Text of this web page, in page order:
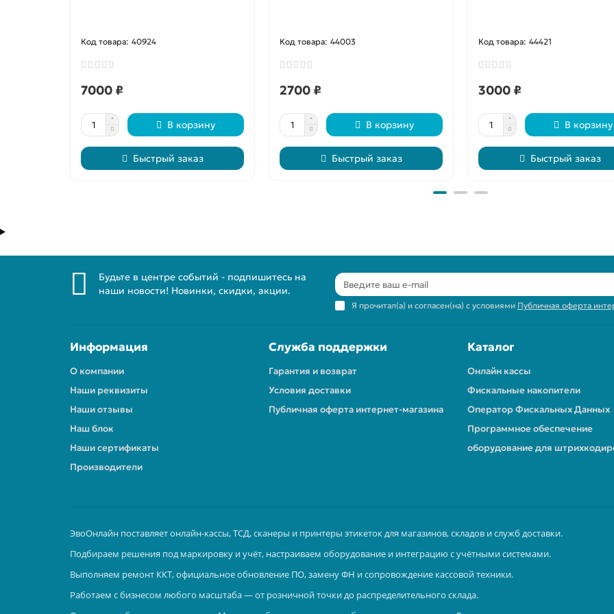
40924
7000 ₽
В корзину
Быстрый заказ
44003
2700 ₽
В корзину
Быстрый заказ
44421
3000 ₽
В корзину
Быстрый заказ
Будьте в центре событий - подпишитесь на
наши новости! Новинки, скидки, акции.
Я прочитал(а) и согласен(на) с условиями Публичная оферта
Информация
О компании
Наши реквизиты
Наши отзывы
Наш блок
Наши сертификаты
Производители
Служба поддержки
Гарантия и возврат
Условия доставки
Публичная оферта интернет-магазина
Каталог
Онлайн кассы
Фискальные накопители
Оператор Фискальных Данных
Программное обеспечение
оборудование для
ЭвоОнлайн поставляет онлайн-кассы, ТСД, сканеры и принтеры этикеток для магазинов, складов и служб доставки.
Подбираем решения под маркировку и учёт, настраиваем оборудование и интеграцию с учётными системами.
Выполняем ремонт ККТ, официальное обновление ПО, замену ФН и сопровождение кассовой техники.
Работаем с бизнесом любого масштаба — от розничной точки до распределительного склада.